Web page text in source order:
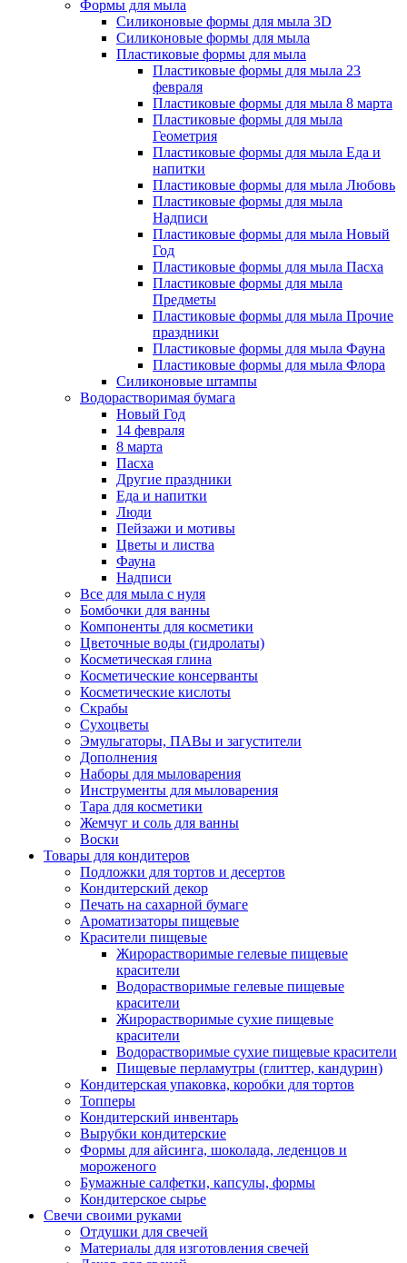
Формы для мыла
Силиконовые формы для мыла 3D
Силиконовые формы для мыла
Пластиковые формы для мыла
Пластиковые формы для мыла 23
февраля
Пластиковые формы для мыла 8 марта
Пластиковые формы для мыла
Геометрия
Пластиковые формы для мыла Еда и
напитки
Пластиковые формы для мыла Любовь
Пластиковые формы для мыла
Надписи
Пластиковые формы для мыла Новый
Год
Пластиковые формы для мыла Пасха
Пластиковые формы для мыла
Предметы
Пластиковые формы для мыла Прочие
праздники
Пластиковые формы для мыла Фауна
Пластиковые формы для мыла Флора
Силиконовые штампы
Водорастворимая бумага
Новый Год
14 февраля
8 марта
Пасха
Другие праздники
Еда и напитки
Люди
Пейзажи и мотивы
Цветы и листва
Фауна
Надписи
Все для мыла с нуля
Бомбочки для ванны
Компоненты для косметики
Цветочные воды (гидролаты)
Косметическая глина
Косметические консерванты
Косметические кислоты
Скрабы
Сухоцветы
Эмульгаторы, ПАВы и загустители
Дополнения
Наборы для мыловарения
Инструменты для мыловарения
Тара для косметики
Жемчуг и соль для ванны
Воски
Товары для кондитеров
Подложки для тортов и десертов
Кондитерский декор
Печать на сахарной бумаге
Ароматизаторы пищевые
Красители пищевые
Жирорастворимые гелевые пищевые
красители
Водорастворимые гелевые пищевые
красители
Жирорастворимые сухие пищевые
красители
Водорастворимые сухие пищевые красители
Пищевые перламутры (глиттер, кандурин)
Кондитерская упаковка, коробки для тортов
Топперы
Кондитерский инвентарь
Вырубки кондитерские
Формы для айсинга, шоколада, леденцов и
мороженого
Бумажные салфетки, капсулы, формы
Кондитерское сырье
Свечи своими руками
Отдушки для свечей
Материалы для изготовления свечей